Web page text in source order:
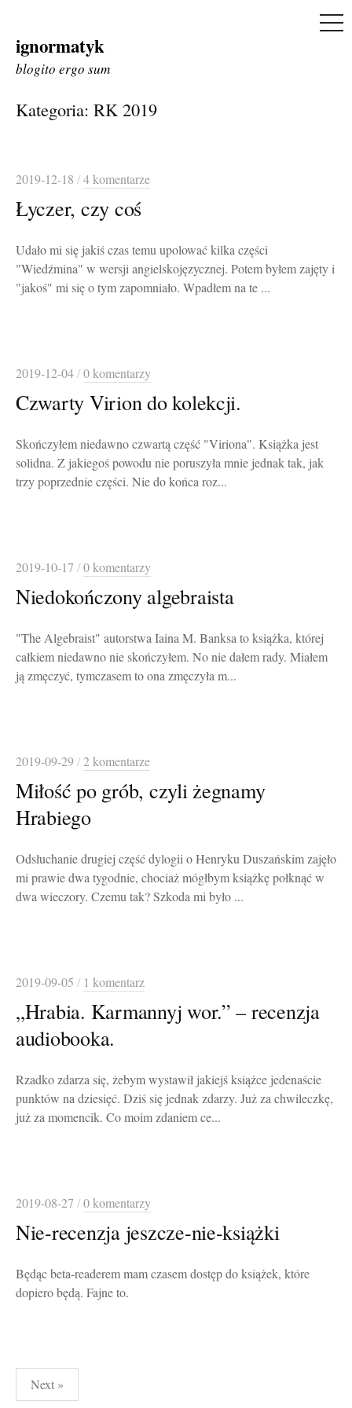
Skip
to
ignormatyk
blogito ergo sum
Kategoria: RK 2019
2019-12-18 /4 komentarze
Łyczer, czy coś
Udało mi się jakiś czas temu upolować kilka części
"Wiedźmina" w wersji angielskojęzycznej. Potem byłem zajęty i
"jakoś" mi się o tym zapomniało. Wpadłem na te ...
2019-12-04/0 komentarzy
Czwarty Virion do kolekcji.
Skończyłem niedawno czwartą część "Viriona". Książka jest
solidna. Z jakiegoś powodu nie poruszyła mnie jednak tak, jak
trzy poprzednie części. Nie do końca roz...
2019-10-17 /0 komentarzy
Niedokończony algebraista
"The Algebraist" autorstwa Iaina M. Banksa to książka, której
całkiem niedawno nie skończyłem. No nie dałem rady. Miałem
ją zmęczyć, tymczasem to ona zmęczyła m...
2019-09-29/2 komentarze
Miłość po grób, czyli żegnamy
Hrabiego
Odsłuchanie drugiej część dylogii o Henryku Duszańskim zajęło
mi prawie dwa tygodnie, chociaż mógłbym książkę połknąć w
dwa wieczory. Czemu tak? Szkoda mi było ...
2019-09-05 / 1 komentarz
„Hrabia. Karmannyj wor.” – recenzja
audiobooka.
Rzadko zdarza się, żebym wystawił jakiejś książce jedenaście
punktów na dziesięć. Dziś się jednak zdarzy. Już za chwileczkę,
już za momencik. Co moim zdaniem ce...
2019-08-27 /0 komentarzy
Nie-recenzja jeszcze-nie-książki
Będąc beta-readerem mam czasem dostęp do książek, które
dopiero będą. Fajne to.
Stronicowanie
Next »